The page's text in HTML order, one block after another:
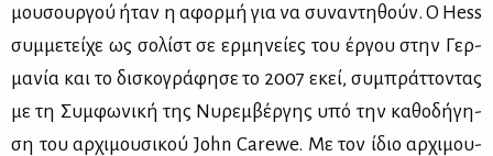
μου­σουρ­γού ήταν η αφορ­μή για να συ­να­ντη­θούν. Ο Hess
συμ­με­τεί­χε ως σο­λίστ σε ερ­μη­νεί­ες του έρ­γου στην Γερ­
μα­νία και το δι­σκο­γρά­φη­σε το 2007 εκεί, συ­μπράτ­το­ντας
με τη Συμ­φω­νι­κή της Νυ­ρεμ­βέρ­γης υπό την κα­θο­δή­γη­
ση του αρ­χι­μου­σι­κού John Carewe. Με τον ίδιο αρ­χι­μου­